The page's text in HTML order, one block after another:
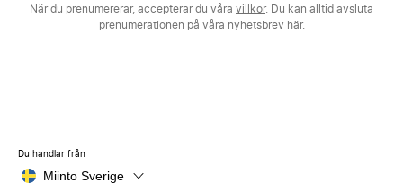
När du prenumererar, accepterar du våra villkor. Du kan alltid avsluta
prenumerationen på våra nyhetsbrev här.
Du handlar från
Miinto Sverige